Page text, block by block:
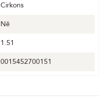
Cirkons
Nē
1.51
0015452700151